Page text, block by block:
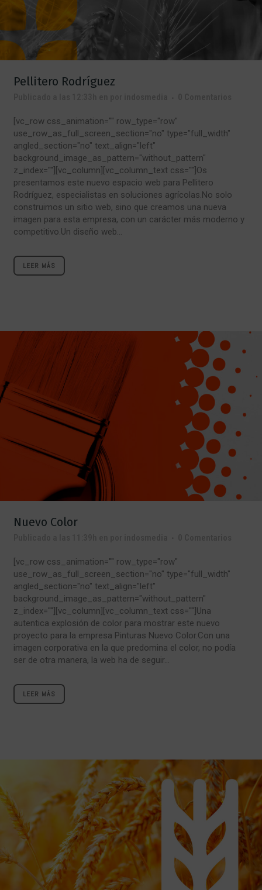
Pellitero Rodríguez
[vc_row css_animation="" row_type="row"
use_row_as_full_screen_section="no" type="full_width"
angled_section="no" text_align="left"
background_image_as_pattern="without_pattern"
z_index=""][vc_column][vc_column_text css=""]Os
presentamos este nuevo espacio web para Pellitero
Rodríguez, especialistas en soluciones agrícolas.No solo
construimos un sitio web, sino que creamos una nueva
imagen para esta empresa, con un carácter más moderno y
competitivo.Un diseño web...
LEER MÁS
Nuevo Color
[vc_row css_animation="" row_type="row"
use_row_as_full_screen_section="no" type="full_width"
angled_section="no" text_align="left"
background_image_as_pattern="without_pattern"
z_index=""][vc_column][vc_column_text css=""]Una
autentica explosión de color para mostrar este nuevo
proyecto para la empresa Pinturas Nuevo Color.Con una
imagen corporativa en la que predomina el color, no podía
ser de otra manera, la web ha de seguir...
LEER MÁS